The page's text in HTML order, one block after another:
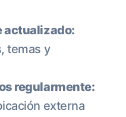
actualizado:
temas y
regularmente:
externa